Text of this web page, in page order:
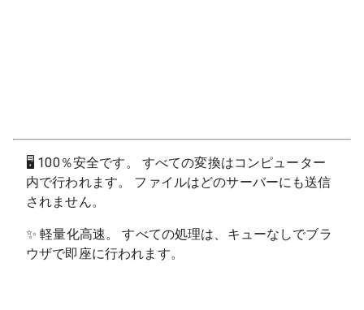
🖥 100％安全です。 すべての変換はコンピューター
内で行われます。 ファイルはどのサーバーにも送信
されません。
✨軽量化高速。 すべての処理は、キューなしでブラ
ウザで即座に行われます。